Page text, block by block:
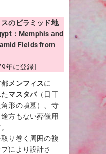
のピラミッド地
：Memphis and
Fields from
に登録]
メンフィスに
マスタバ（日干
形の墳墓）、寺
方もない葬儀用
り巻く周囲の複
により設計さ